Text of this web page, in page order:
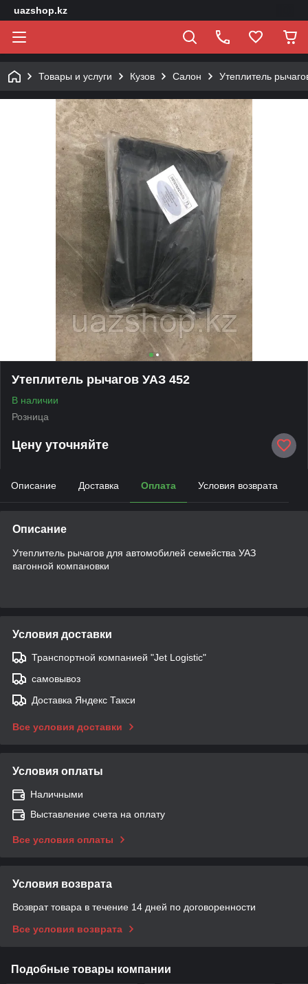
uazshop.kz
Товары и услуги Кузов Салон Утеплитель
Утеплитель рычагов УАЗ 452
В наличии
Розница
Цену уточняйте
Описание Доставка Оплата Условия возврата
Описание
Утеплитель рычагов для автомобилей семейства УАЗ
вагонной компановки
Условия доставки
Транспортной компанией "Jet Logistic"
самовывоз
Доставка Яндекс Такси
Все условия доставки
Условия оплаты
Наличными
Выставление счета на оплату
Все условия оплаты
Условия возврата
Возврат товара в течение 14 дней по договоренности
Все условия возврата
Подобные товары компании